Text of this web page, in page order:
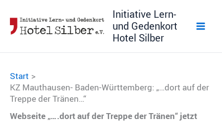
Inhalt
springen
Initiative Lern-
und Gedenkort
Hotel Silber
Start
KZ Mauthausen- Baden-Württemberg: „…dort auf der
Treppe der Tränen…“
Webseite „….dort auf der Treppe der Tränen“ jetzt